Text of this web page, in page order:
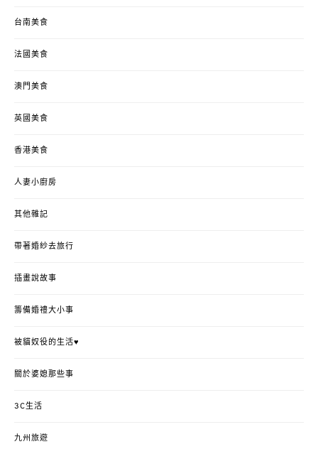
台南美食
法國美食
澳門美食
英國美食
香港美食
人妻小廚房
其他雜記
帶著婚紗去旅行
插畫說故事
籌備婚禮大小事
被貓奴役的生活♥
關於婆媳那些事
3C生活
九州旅遊